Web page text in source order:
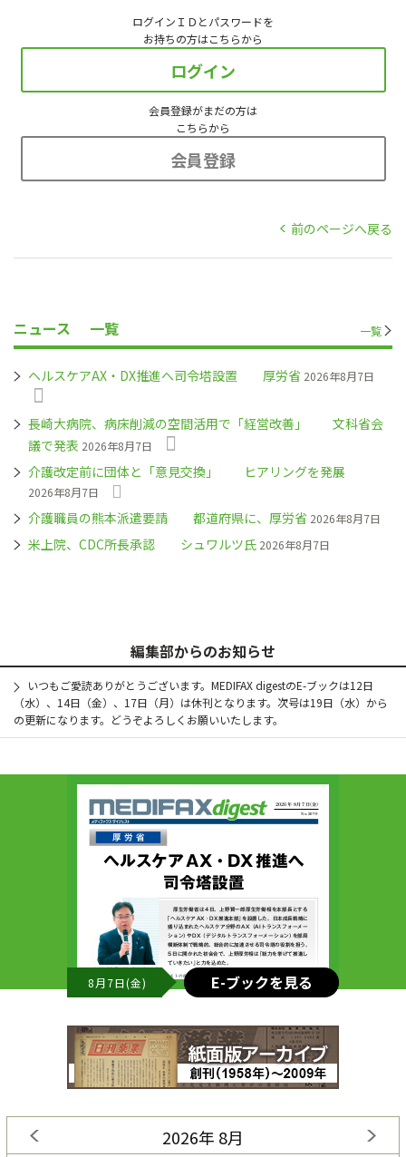
ログインＩＤとパスワードを
お持ちの方はこちらから
ログイン
会員登録がまだの方は
こちらから
会員登録
前のページへ戻る
ニュース 一覧 一覧
ヘルスケアAX・DX推進へ司令塔設置 厚労省 2026年8月7日
長崎大病院、病床削減の空間活用で「経営改善」 文科省会
議で発表 2026年8月7日
介護改定前に団体と「意見交換」 ヒアリングを発展
2026年8月7日
介護職員の熊本派遣要請 都道府県に、厚労省 2026年8月7日
米上院、CDC所長承認 シュワルツ氏 2026年8月7日
編集部からのお知らせ
いつもご愛読ありがとうございます。MEDIFAX digestのE-ブックは12日
（水）、14日（金）、17日（月）は休刊となります。次号は19日（水）から
の更新になります。どうぞよろしくお願いいたします。
8月7日(金) E-ブックを見る
2026年 8月